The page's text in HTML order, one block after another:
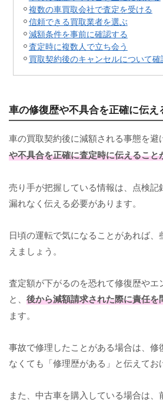
複数の車買取会社で査定を受ける
信頼できる買取業者を選ぶ
減額条件を事前に確認する
査定時に複数人で立ち会う
買取契約後のキャンセルについて確
車の修復歴や不具合を正確に伝え
車の買取契約後に減額される事態を避
や不具合を正確に査定時に伝えること
売り手が把握している情報は、点検記
漏れなく伝える必要があります。
日頃の運転で気になることがあれば
えましょう。
査定額が下がるのを恐れて修復歴やエ
と、 後から減額請求された際に責任を
ます。
事故で修理したことがある場合は、修
なくても「修理歴がある」と伝えてお
また、中古車を購入している場合は